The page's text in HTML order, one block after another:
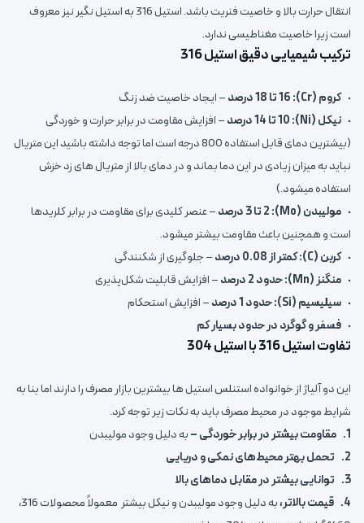
انتقال حرارت بالا و خاصیت فنریت باشد. استیل 316 به استیل نگیر نیز معروف
است زیرا خاصیت مغناطیسی ندارد.
ترکیب شیمیایی دقیق استیل 316
•کروم (Cr): 16 تا 18 درصد
– ایجاد خاصیت ضد زنگ
• نیکل (Ni): 10 تا 14 درصد
– افزایش مقاومت در برابر حرارت و خوردگی
(بیشترین دمای قابل استفاده 800 درجه است اما توجه داشته باشید این متریال
نباید به میزان زیادی در این دما بماند و در دمای بالا از متریال های زد خزش
استفاده میشود.)
• مولیبدن (Mo): 2 تا 3 درصد
– عنصر کلیدی برای مقاومت در برابر کلریدها
است و همچنین باعث مقاومت بیشتر میشود.
• کربن (C): کمتر از 0.08 درصد
– جلوگیری از شکنندگی
• منگنز (Mn): حدود 2 درصد
– افزایش قابلیت شکل‌پذیری
• سیلیسیم (Si): حدود 1 درصد
– افزایش استحکام
• فسفر و گوگرد در حدود بسیار کم
تفاوت استیل 316 با استیل 304
این دو آلیاژ از خوانواده استنلس استیل ها بیشترین بازار مصرف را دارند اما بنا به
شرایط موجود در محیط مصرف باید به نکات زیر توجه کرد.
1. مقاومت بیشتر در برابر خوردگی –
به دلیل وجود مولیبدن
2. تحمل بهتر محیط‌های نمکی و دریایی
3. توانایی بیشتر در مقابل دماهای بالا
4. قیمت بالاتر،
به دلیل وجود مولیبدن و نیکل بیشتر معمولاً محصولات 316،